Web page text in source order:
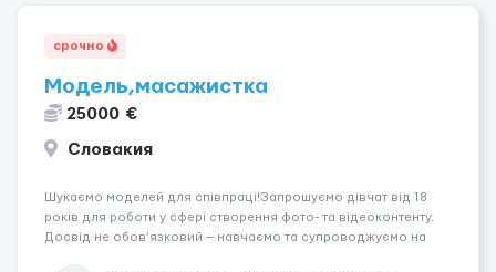
срочно
Модель,масажистка
25000 €
Словакия
Шукаємо моделей для співпраці!Запрошуємо дівчат від 18
років для роботи у сфері створення фото- та відеоконтенту.
Досвід не обов’язковий — навчаємо та супроводжуємо на